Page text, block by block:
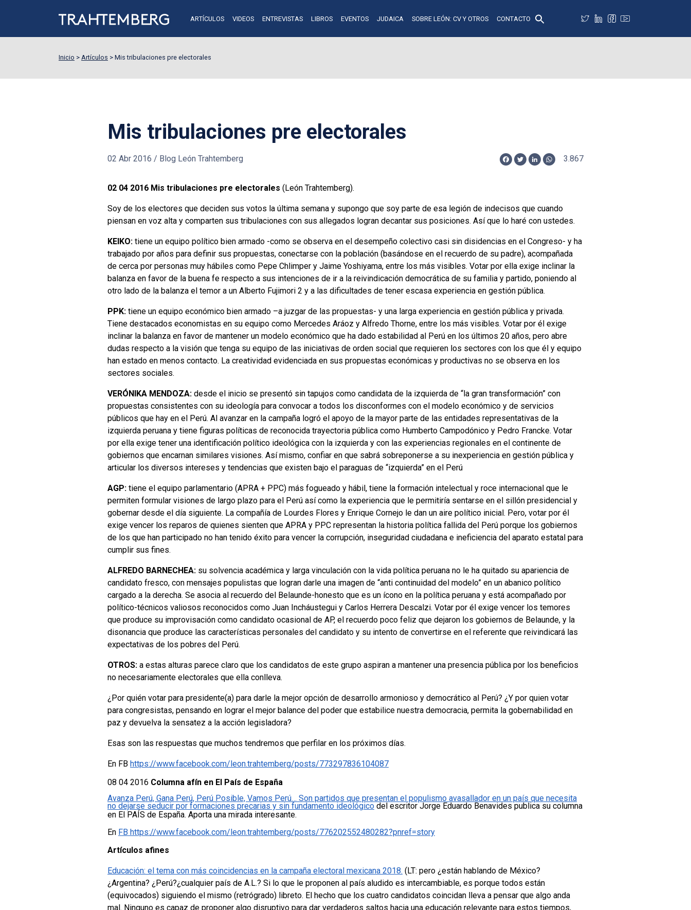
ARTÍCULOS VIDEOS ENTREVISTAS LIBROS EVENTOS JUDAICA SOBRE LEÓN: CV Y OTROS CONTACTO
Inicio > Artículos > Mis tribulaciones pre electorales
Mis tribulaciones pre electorales
02 Abr 2016 / Blog León Trahtemberg
Facebook
TwitterLinkedInWhatsApp
3.867
02 04 2016 Mis tribulaciones pre electorales (León Trahtemberg).
Soy de los electores que deciden sus votos la última semana y supongo que soy parte de esa legión de indecisos que cuando
piensan en voz alta y comparten sus tribulaciones con sus allegados logran decantar sus posiciones. Así que lo haré con ustedes.
KEIKO: tiene un equipo político bien armado -como se observa en el desempeño colectivo casi sin disidencias en el Congreso- y ha
trabajado por años para definir sus propuestas, conectarse con la población (basándose en el recuerdo de su padre), acompañada
de cerca por personas muy hábiles como Pepe Chlimper y Jaime Yoshiyama, entre los más visibles. Votar por ella exige inclinar la
balanza en favor de la buena fe respecto a sus intenciones de ir a la reivindicación democrática de su familia y partido, poniendo al
otro lado de la balanza el temor a un Alberto Fujimori 2 y a las dificultades de tener escasa experiencia en gestión pública.
PPK: tiene un equipo económico bien armado –a juzgar de las propuestas- y una larga experiencia en gestión pública y privada.
Tiene destacados economistas en su equipo como Mercedes Aráoz y Alfredo Thorne, entre los más visibles. Votar por él exige
inclinar la balanza en favor de mantener un modelo económico que ha dado estabilidad al Perú en los últimos 20 años, pero abre
dudas respecto a la visión que tenga su equipo de las iniciativas de orden social que requieren los sectores con los que él y equipo
han estado en menos contacto. La creatividad evidenciada en sus propuestas económicas y productivas no se observa en los
sectores sociales.
VERÓNIKA MENDOZA: desde el inicio se presentó sin tapujos como candidata de la izquierda de “la gran transformación” con
propuestas consistentes con su ideología para convocar a todos los disconformes con el modelo económico y de servicios
públicos que hay en el Perú. Al avanzar en la campaña logró el apoyo de la mayor parte de las entidades representativas de la
izquierda peruana y tiene figuras políticas de reconocida trayectoria pública como Humberto Campodónico y Pedro Francke. Votar
por ella exige tener una identificación político ideológica con la izquierda y con las experiencias regionales en el continente de
gobiernos que encarnan similares visiones. Así mismo, confiar en que sabrá sobreponerse a su inexperiencia en gestión pública y
articular los diversos intereses y tendencias que existen bajo el paraguas de “izquierda” en el Perú
AGP: tiene el equipo parlamentario (APRA + PPC) más fogueado y hábil, tiene la formación intelectual y roce internacional que le
permiten formular visiones de largo plazo para el Perú así como la experiencia que le permitiría sentarse en el sillón presidencial y
gobernar desde el día siguiente. La compañía de Lourdes Flores y Enrique Cornejo le dan un aire político inicial. Pero, votar por él
exige vencer los reparos de quienes sienten que APRA y PPC representan la historia política fallida del Perú porque los gobiernos
de los que han participado no han tenido éxito para vencer la corrupción, inseguridad ciudadana e ineficiencia del aparato estatal para
cumplir sus fines.
ALFREDO BARNECHEA: su solvencia académica y larga vinculación con la vida política peruana no le ha quitado su apariencia de
candidato fresco, con mensajes populistas que logran darle una imagen de “anti continuidad del modelo” en un abanico político
cargado a la derecha. Se asocia al recuerdo del Belaunde-honesto que es un ícono en la política peruana y está acompañado por
político-técnicos valiosos reconocidos como Juan Incháustegui y Carlos Herrera Descalzi. Votar por él exige vencer los temores
que produce su improvisación como candidato ocasional de AP, el recuerdo poco feliz que dejaron los gobiernos de Belaunde, y la
disonancia que produce las características personales del candidato y su intento de convertirse en el referente que reivindicará las
expectativas de los pobres del Perú.
OTROS: a estas alturas parece claro que los candidatos de este grupo aspiran a mantener una presencia pública por los beneficios
no necesariamente electorales que ella conlleva.
¿Por quién votar para presidente(a) para darle la mejor opción de desarrollo armonioso y democrático al Perú? ¿Y por quien votar
para congresistas, pensando en lograr el mejor balance del poder que estabilice nuestra democracia, permita la gobernabilidad en
paz y devuelva la sensatez a la acción legisladora?
Esas son las respuestas que muchos tendremos que perfilar en los próximos días.
En FB https://www.facebook.com/leon.trahtemberg/posts/773297836104087
08 04 2016 Columna afín en El País de España
Avanza Perú, Gana Perú, Perú Posible, Vamos Perú… Son partidos que presentan el populismo avasallador en un país que necesita
no dejarse seducir por formaciones precarias y sin fundamento ideológico del escritor Jorge Eduardo Benavides publica su columna
en El PAÍS de España. Aporta una mirada interesante.
En FB https://www.facebook.com/leon.trahtemberg/posts/776202552480282?pnref=story
Artículos afines
Educación: el tema con más coincidencias en la campaña electoral mexicana 2018. (LT: pero ¿están hablando de México?
¿Argentina? ¿Perú?¿cualquier país de A.L.? Si lo que le proponen al país aludido es intercambiable, es porque todos están
(equivocados) siguiendo el mismo (retrógrado) libreto. El hecho que los cuatro candidatos coincidan lleva a pensar que algo anda
mal. Ninguno es capaz de proponer algo disruptivo para dar verdaderos saltos hacia una educación relevante para estos tiempos,